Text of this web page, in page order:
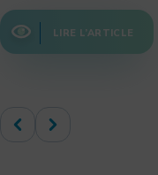
LIRE L’ARTICLE